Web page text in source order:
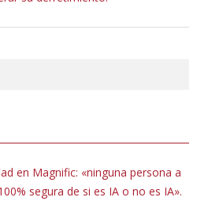
en Magnific: «ninguna persona a
segura de si es IA o no es IA».